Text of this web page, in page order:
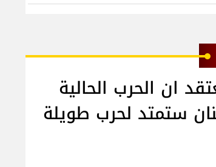
ان الحرب الحالية
ستمتد لحرب طويلة